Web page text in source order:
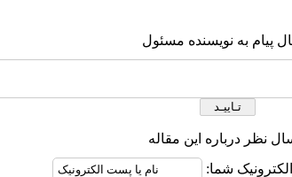
پیام به نویسنده مسئول
نظر درباره این مقاله
شما: